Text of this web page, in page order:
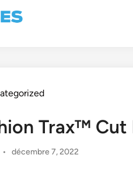
Trax™
• décembre 7, 2022